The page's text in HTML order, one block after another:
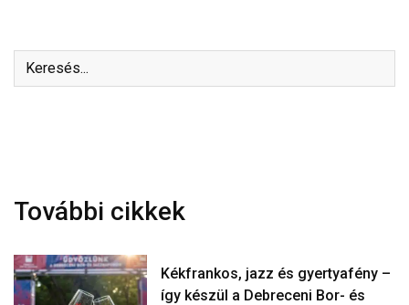
További cikkek
Kékfrankos, jazz és gyertyafény –
így készül a Debreceni Bor- és